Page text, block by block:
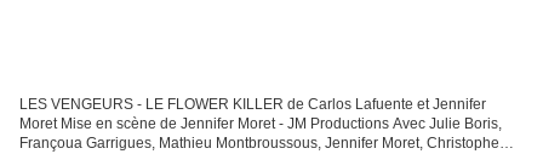
LES VENGEURS - LE FLOWER KILLER de Carlos Lafuente et Jennifer
Moret Mise en scène de Jennifer Moret - JM Productions Avec Julie Boris,
Françoua Garrigues, Mathieu Montbroussous, Jennifer Moret, Christophe